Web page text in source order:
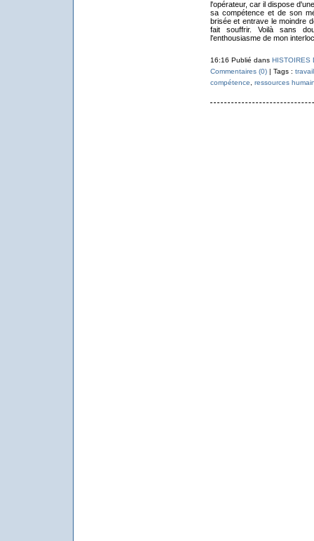
l'opérateur, car il dispose
sa compétence et de son
brisée et entrave le moindre
fait souffrir. Voilà sans
l'enthousiasme de mon
16:16 Publié dans HISTOIRES
Commentaires (0)| Tags : travail
compétence
ressources